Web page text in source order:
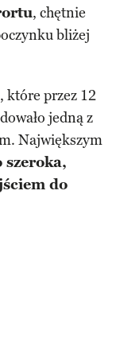
, chętnie
bliżej
, które przez 12
jedną z
Największym
do